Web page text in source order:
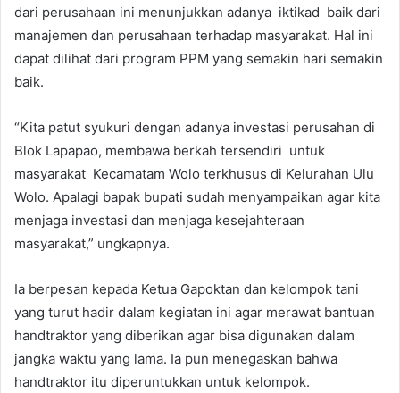
dari perusahaan ini menunjukkan adanya iktikad baik dari
manajemen dan perusahaan terhadap masyarakat. Hal ini
dapat dilihat dari program PPM yang semakin hari semakin
baik.
“Kita patut syukuri dengan adanya investasi perusahan di
Blok Lapapao, membawa berkah tersendiri untuk
masyarakat Kecamatam Wolo terkhusus di Kelurahan Ulu
Wolo. Apalagi bapak bupati sudah menyampaikan agar kita
menjaga investasi dan menjaga kesejahteraan
masyarakat,” ungkapnya.
Ia berpesan kepada Ketua Gapoktan dan kelompok tani
yang turut hadir dalam kegiatan ini agar merawat bantuan
handtraktor yang diberikan agar bisa digunakan dalam
jangka waktu yang lama. Ia pun menegaskan bahwa
handtraktor itu diperuntukkan untuk kelompok.